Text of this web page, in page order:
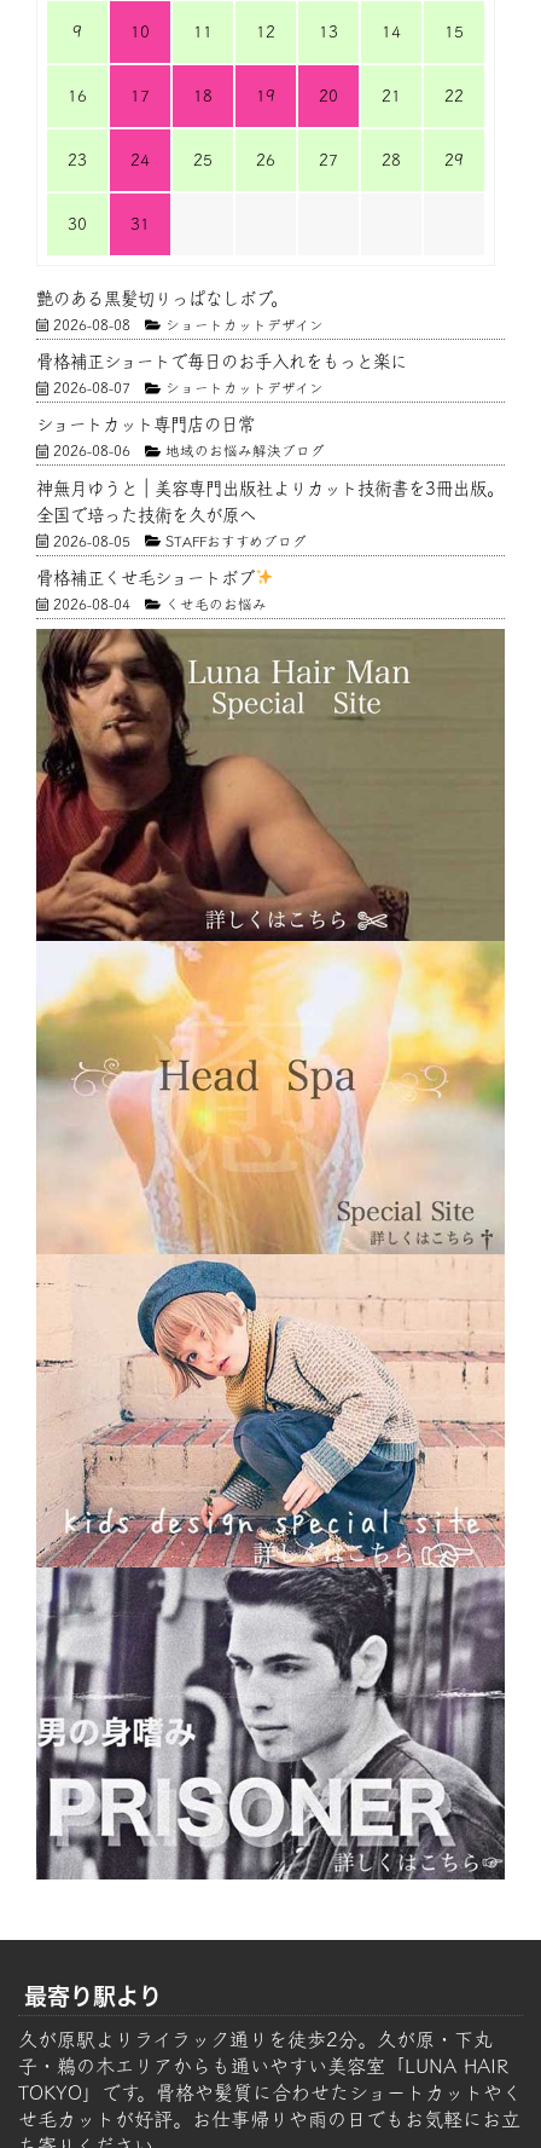
9 10 11 12 13 14 15
16 17 18 19 20 21 22
23 24 25 26 27 28 29
30 31
艶のある黒髪切りっぱなしボブ。
2026-08-08 ショートカットデザイン
骨格補正ショートで毎日のお手入れをもっと楽に
2026-08-07 ショートカットデザイン
ショートカット専門店の日常
2026-08-06 地域のお悩み解決ブログ
神無月ゆうと｜美容専門出版社よりカット技術書を3冊出版。
全国で培った技術を久が原へ
2026-08-05 STAFFおすすめブログ
骨格補正くせ毛ショートボブ
2026-08-04 くせ毛のお悩み
最寄り駅より
久が原駅よりライラック通りを徒歩2分。久が原・下丸
子・鵜の木エリアからも通いやすい美容室「LUNA HAIR
TOKYO」です。骨格や髪質に合わせたショートカットやく
せ毛カットが好評。お仕事帰りや雨の日でもお気軽にお立